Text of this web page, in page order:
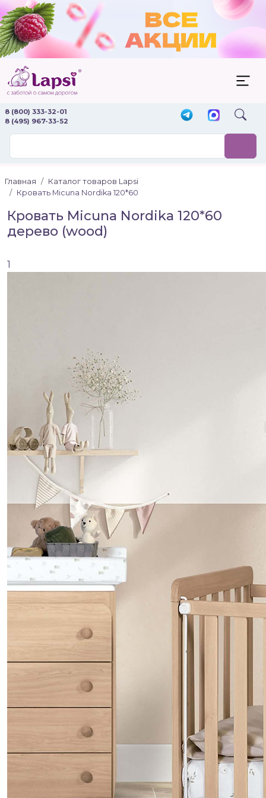
8 (800) 333-32-01
8 (495) 967-33-52
Главная
Каталог товаров Lapsi
Кровать Micuna Nordika 120*60
Кровать Micuna Nordika 120*60
дерево (wood)
1